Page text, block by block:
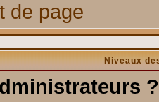
de page
Niveaux
?